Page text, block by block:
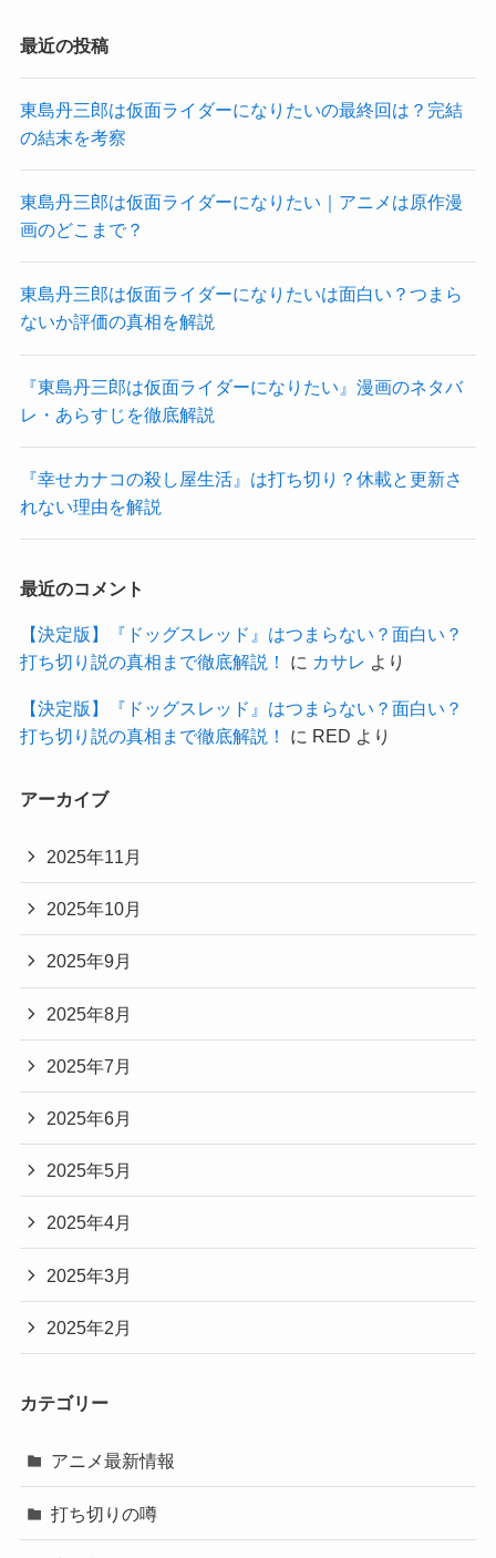
最近の投稿
東島丹三郎は仮面ライダーになりたいの最終回は？完結
の結末を考察
東島丹三郎は仮面ライダーになりたい｜アニメは原作漫
画のどこまで？
東島丹三郎は仮面ライダーになりたいは面白い？つまら
ないか評価の真相を解説
『東島丹三郎は仮面ライダーになりたい』漫画のネタバ
レ・あらすじを徹底解説
『幸せカナコの殺し屋生活』は打ち切り？休載と更新さ
れない理由を解説
最近のコメント
【決定版】『ドッグスレッド』はつまらない？面白い？
打ち切り説の真相まで徹底解説！
に カサレ より
【決定版】『ドッグスレッド』はつまらない？面白い？
打ち切り説の真相まで徹底解説！
に RED より
アーカイブ
2025年11月
2025年10月
2025年9月
2025年8月
2025年7月
2025年6月
2025年5月
2025年4月
2025年3月
2025年2月
カテゴリー
アニメ最新情報
打ち切りの噂